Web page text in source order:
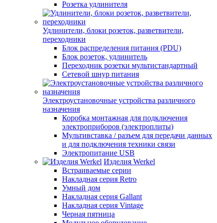
Розетка удлинителя
Удлинители, блоки розеток, разветвители,
переходники
Блок распределения питания (PDU)
Блок розеток, удлинитель
Переходник розетки мультистандартный
Сетевой шнур питания
Электроустановочные устройства различного
назначения
Коробка монтажная для подключения
электроприборов (электроплиты)
Мультивставка / разъем для передачи данных
и для подключения техники связи
Электропитание USB
Изделия Werkel
Встраиваемые серии
Накладная серия Retro
Умный дом
Накладная серия Gallant
Накладная серия Vintage
Черная пятница